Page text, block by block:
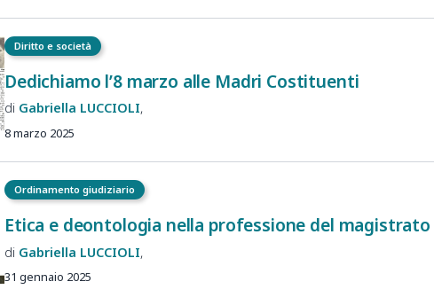
Diritto e società
Dedichiamo l’8 marzo alle Madri Costituenti
Gabriella LUCCIOLI
8 marzo 2025
Ordinamento giudiziario
Etica e deontologia nella professione del magistrato
Gabriella LUCCIOLI
31 gennaio 2025